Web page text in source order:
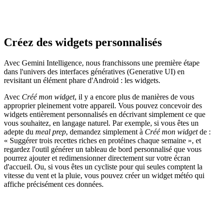
Créez des widgets personnalisés
Avec Gemini Intelligence, nous franchissons une première étape
dans l'univers des interfaces génératives (Generative UI) en
revisitant un élément phare d'Android : les widgets.
Avec Créé mon widget, il y a encore plus de manières de vous
approprier pleinement votre appareil. Vous pouvez concevoir des
widgets entièrement personnalisés en décrivant simplement ce que
vous souhaitez, en langage naturel. Par exemple, si vous êtes un
adepte du meal prep, demandez simplement à Créé mon widgetde :
« Suggérer trois recettes riches en protéines chaque semaine », et
regardez l'outil générer un tableau de bord personnalisé que vous
pourrez ajouter et redimensionner directement sur votre écran
d'accueil. Ou, si vous êtes un cycliste pour qui seules comptent la
vitesse du vent et la pluie, vous pouvez créer un widget météo qui
affiche précisément ces données.